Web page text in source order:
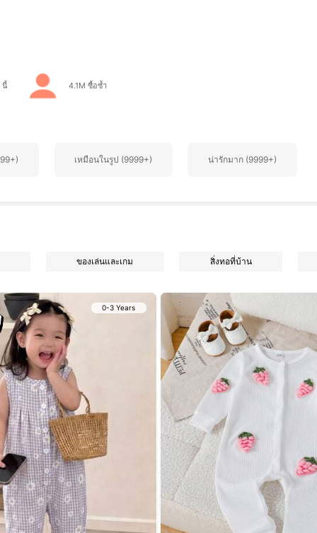
นี้ 4.1M ซื้อซ้ำ
เหมือนในรูป (9999+) น่ารักมาก (9999+)
ของเล่นและเกม สิ่งทอที่บ้าน
0-3 Years